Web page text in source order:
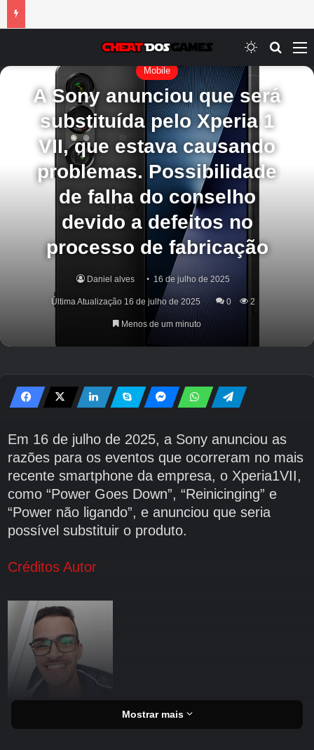
Switch skin
Mobile
A Sony anunciou que será
substituída pelo Xperia 1
VII, que estava causando
problemas. Possibilidade
de falha do conselho
devido a defeitos no
processo de fabricação
Daniel alves 16 de julho de 2025
Última Atualização 16 de julho de 2025 0 2
Menos de um minuto
Em 16 de julho de 2025, a Sony anunciou as
razões para os eventos que ocorreram no mais
recente smartphone da empresa, o Xperia1VII,
como “Power Goes Down”, “Reinicinging” e
“Power não ligando”, e anunciou que seria
possível substituir o produto.
Créditos Autor
Mostrar mais